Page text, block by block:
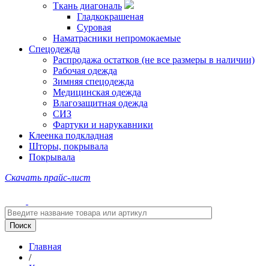
Ткань диагональ
Гладкокрашеная
Суровая
Наматрасники непромокаемые
Спецодежда
Распродажа остатков (не все размеры в наличии)
Рабочая одежда
Зимняя спецодежда
Медицинская одежда
Влагозащитная одежда
СИЗ
Фартуки и нарукавники
Клеенка подкладная
Шторы, покрывала
Покрывала
Скачать прайс-лист
Главная
/